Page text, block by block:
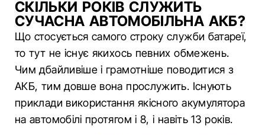
СКІЛЬКИ РОКІВ СЛУЖИТЬ
СУЧАСНА АВТОМОБІЛЬНА АКБ?
Що стосується самого строку служби батареї,
то тут не існує якихось певних обмежень.
Чим дбайливіше і грамотніше поводитися з
АКБ, тим довше вона прослужить. Існують
приклади використання якісного акумулятора
на автомобілі протягом і 8, і навіть 13 років.